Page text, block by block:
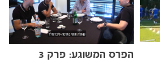
הפרס המשוגע: פרק 3